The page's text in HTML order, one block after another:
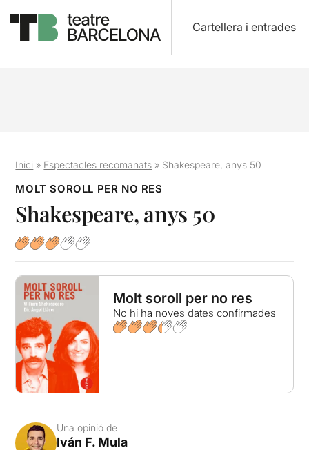
Cartellera i entrades
Inici » Espectacles recomanats » Shakespeare, anys 50
MOLT SOROLL PER NO RES
Shakespeare, anys 50
Molt soroll per no res
No hi ha noves dates confirmades
Una opinió de
Iván F. Mula